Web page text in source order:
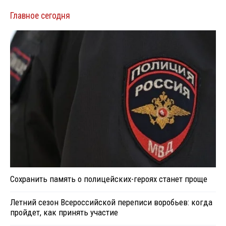
Главное сегодня
Сохранить память о полицейских-героях станет проще
Летний сезон Всероссийской переписи воробьев: когда
пройдет, как принять участие